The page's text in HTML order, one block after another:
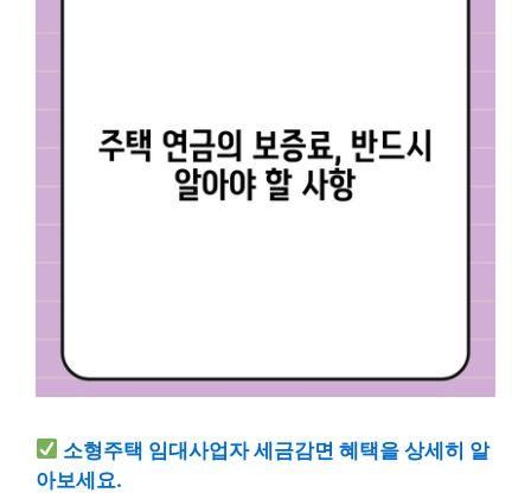
소형주택 임대사업자 세금감면 혜택을 상세히 알
아보세요.